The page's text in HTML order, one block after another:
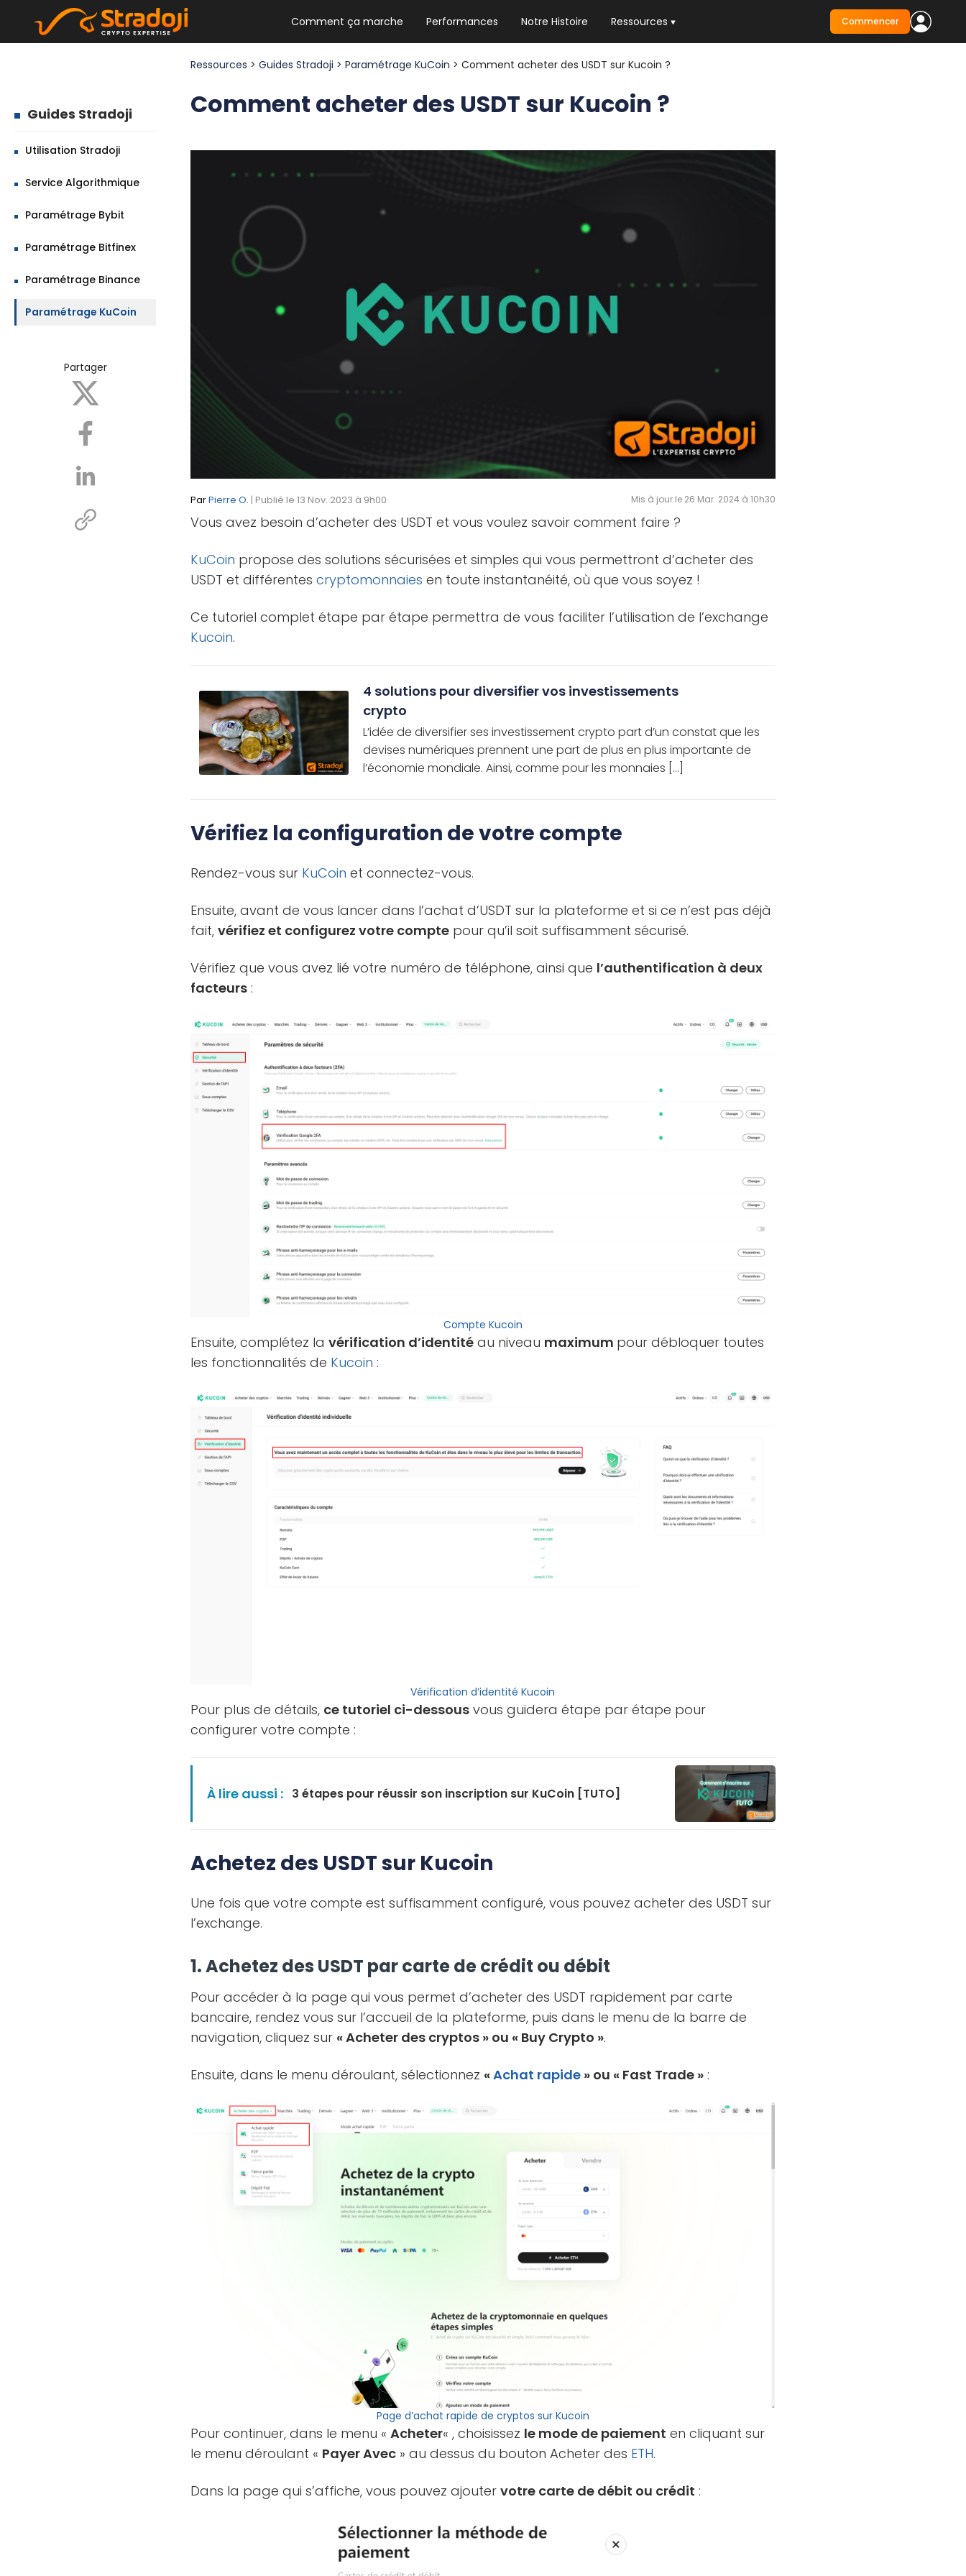
Comment ça marche Performances Notre Histoire Ressources
NEWSLETTER HEBDO
Les news crypto dont vous avez besoin
Le guide ultime pour débuter dans les
Commencer
Guides Stradoji
Utilisation Stradoji
Service Algorithmique
Paramétrage Bybit
Paramétrage Bitfinex
Paramétrage Binance
Paramétrage KuCoin
Partager
Ressources >Guides Stradoji >Paramétrage KuCoin > Comment acheter des USDT sur Kucoin ?
Comment acheter des USDT sur Kucoin ?
ParPierre O. | Publié le 13 Nov. 2023 à 9h00 Mis à jour le 26 Mar. 2024 à 10h30
Vous avez besoin d’acheter des USDT et vous voulez savoir comment faire ?
KuCoin propose des solutions sécurisées et simples qui vous permettront d’acheter des
USDT et différentescryptomonnaies en toute instantanéité, où que vous soyez !
Ce tutoriel complet étape par étape permettra de vous faciliter l’utilisation de l’exchange
Kucoin.
4 solutions pour diversifier vos investissements
crypto
L’idée de diversifier ses investissement crypto part d’un constat que les
devises numériques prennent une part de plus en plus importante de
l’économie mondiale. Ainsi, comme pour les monnaies […]
Vérifiez la configuration de votre compte
Rendez-vous sur KuCoin et connectez-vous.
Ensuite, avant de vous lancer dans l’achat d’USDT sur la plateforme et si ce n’est pas déjà
fait,vérifiez et configurez votre compte pour qu’il soit suffisamment sécurisé.
Vérifiez que vous avez lié votre numéro de téléphone, ainsi que l’authentification à deux
facteurs :
Compte Kucoin
Ensuite, complétez lavérification d’identité au niveau maximum pour débloquer toutes
les fonctionnalités de Kucoin :
Vérification d’identité Kucoin
Pour plus de détails, ce tutoriel ci-dessous vous guidera étape par étape pour
configurer votre compte :
À lire aussi : 3 étapes pour réussir son inscription sur KuCoin [TUTO]
Achetez des USDT sur Kucoin
Une fois que votre compte est suffisamment configuré, vous pouvez acheter des USDT sur
l’exchange.
1. Achetez des USDT par carte de crédit ou débit
Pour accéder à la page qui vous permet d’acheter des USDT rapidement par carte
bancaire, rendez vous sur l’accueil de la plateforme, puis dans le menu de la barre de
navigation, cliquez sur « Acheter des cryptos » ou « Buy Crypto ».
Ensuite, dans le menu déroulant, sélectionnez «Achat rapide » ou « Fast Trade » :
Page d’achat rapide de cryptos sur Kucoin
Pour continuer, dans le menu «Acheter« , choisissez le mode de paiement en cliquant sur
le menu déroulant « Payer Avec » au dessus du bouton Acheter des ETH.
Dans la page qui s’affiche, vous pouvez ajoutervotre carte de débit ou crédit :